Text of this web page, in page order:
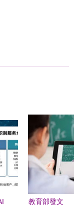
教育部發文